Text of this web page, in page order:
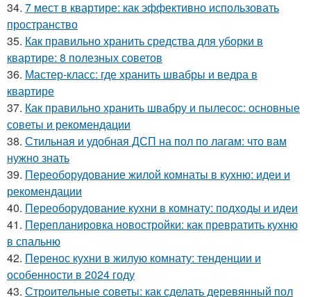
34. 7 мест в квартире: как эффективно использовать
пространство
35. Как правильно хранить средства для уборки в
квартире: 8 полезных советов
36. Мастер-класс: где хранить швабры и ведра в
квартире
37. Как правильно хранить швабру и пылесос: основные
советы и рекомендации
38. Стильная и удобная ДСП на пол по лагам: что вам
нужно знать
39. Переоборудование жилой комнаты в кухню: идеи и
рекомендации
40. Переоборудование кухни в комнату: подходы и идеи
41. Перепланировка новостройки: как превратить кухню
в спальню
42. Перенос кухни в жилую комнату: тенденции и
особенности в 2024 году
43. Строительные советы: как сделать деревянный пол